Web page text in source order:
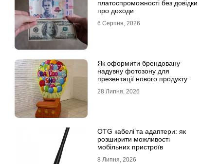
платоспроможності без довідки
про доходи
6 Серпня, 2026
Як оформити брендовану
надувну фотозону для
презентації нового продукту
28 Липня, 2026
OTG кабелі та адаптери: як
розширити можливості
мобільних пристроїв
8 Липня, 2026